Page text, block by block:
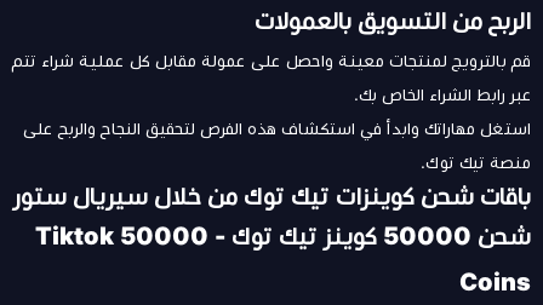
الربح من التسويق بالعمولات
قم بالترويج لمنتجات معينة واحصل على عمولة مقابل كل عملية شراء تتم
عبر رابط الشراء الخاص بك.
استغل مهاراتك وابدأ في استكشاف هذه الفرص لتحقيق النجاح والربح على
منصة تيك توك.
باقات شحن كوينزات تيك توك من خلال سيريال ستور
شحن 50000 كوينز تيك توك - Tiktok 50000
Coins